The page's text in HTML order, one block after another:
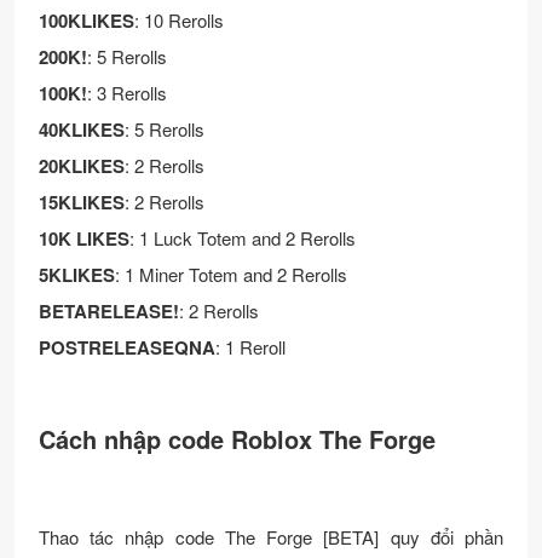
100KLIKES: 10 Rerolls
200K!: 5 Rerolls
100K!: 3 Rerolls
40KLIKES: 5 Rerolls
20KLIKES: 2 Rerolls
15KLIKES: 2 Rerolls
10K LIKES: 1 Luck Totem and 2 Rerolls
5KLIKES: 1 Miner Totem and 2 Rerolls
BETARELEASE!: 2 Rerolls
POSTRELEASEQNA: 1 Reroll
Cách nhập code Roblox The Forge
Thao tác nhập code The Forge [BETA] quy đổi phần